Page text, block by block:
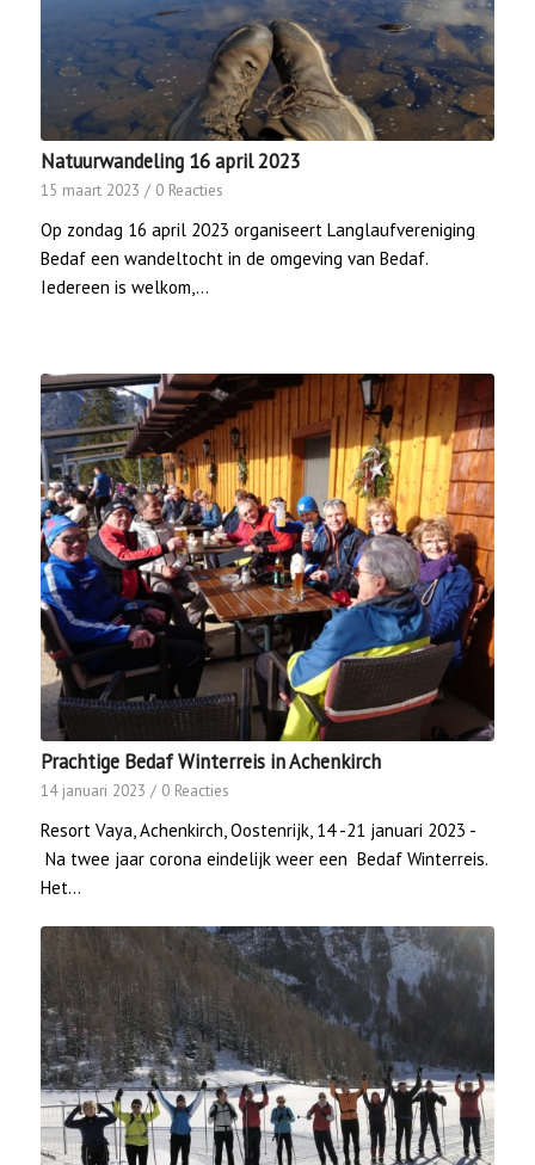
Natuurwandeling 16 april 2023
15 maart 2023 / 0 Reacties
Op zondag 16 april 2023 organiseert Langlaufvereniging
Bedaf een wandeltocht in de omgeving van Bedaf.
Iedereen is welkom,…
Prachtige Bedaf Winterreis in Achenkirch
14 januari 2023 / 0 Reacties
Resort Vaya, Achenkirch, Oostenrijk, 14 -21 januari 2023 -
Na twee jaar corona eindelijk weer een Bedaf Winterreis.
Het…